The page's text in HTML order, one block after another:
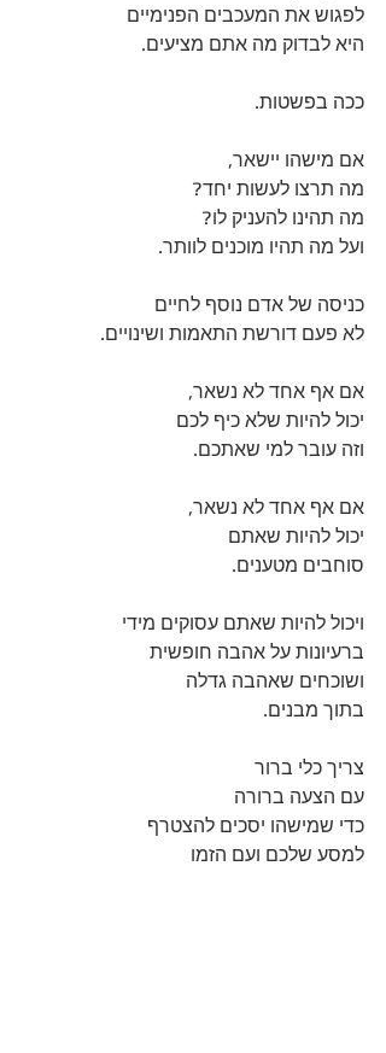
לפגוש את המעכבים הפנימיים
היא לבדוק מה אתם מציעים.
ככה בפשטות.
אם מישהו יישאר,
מה תרצו לעשות יחד?
מה תהינו להעניק לו?
ועל מה תהיו מוכנים לוותר.
כניסה של אדם נוסף לחיים
לא פעם דורשת התאמות ושינויים.
אם אף אחד לא נשאר,
יכול להיות שלא כיף לכם
וזה עובר למי שאתכם.
אם אף אחד לא נשאר,
יכול להיות שאתם
סוחבים מטענים.
ויכול להיות שאתם עסוקים מידי
ברעיונות על אהבה חופשית
ושוכחים שאהבה גדלה
בתוך מבנים.
צריך כלי ברור
עם הצעה ברורה
כדי שמישהו יסכים להצטרף
למסע שלכם ועם הזמן